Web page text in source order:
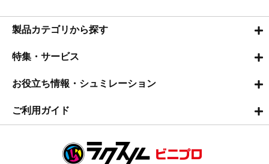
製品カテゴリから探す
特集・サービス
お役立ち情報・シュミレーション
ご利用ガイド